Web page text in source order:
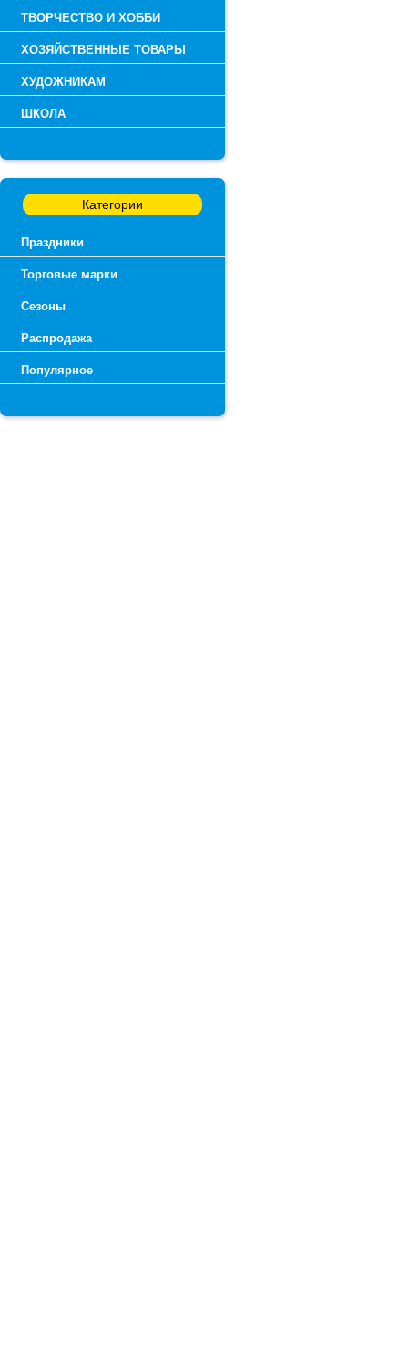
ТВОРЧЕСТВО И ХОББИ
ХОЗЯЙСТВЕННЫЕ ТОВАРЫ
ХУДОЖНИКАМ
ШКОЛА
Категории
Праздники
Торговые марки
Сезоны
Распродажа
Популярное